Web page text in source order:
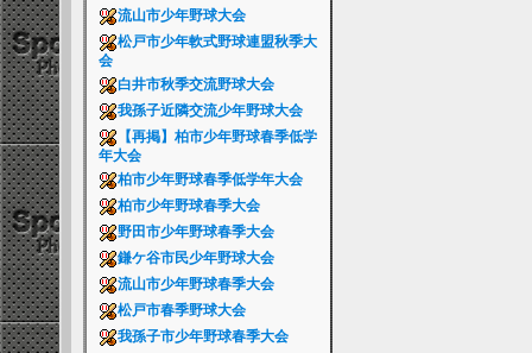
流山市少年野球大会
松戸市少年軟式野球連盟秋季大
会
白井市秋季交流野球大会
我孫子近隣交流少年野球大会
【再掲】柏市少年野球春季低学
年大会
柏市少年野球春季低学年大会
柏市少年野球春季大会
野田市少年野球春季大会
鎌ケ谷市民少年野球大会
流山市少年野球春季大会
松戸市春季野球大会
我孫子市少年野球春季大会